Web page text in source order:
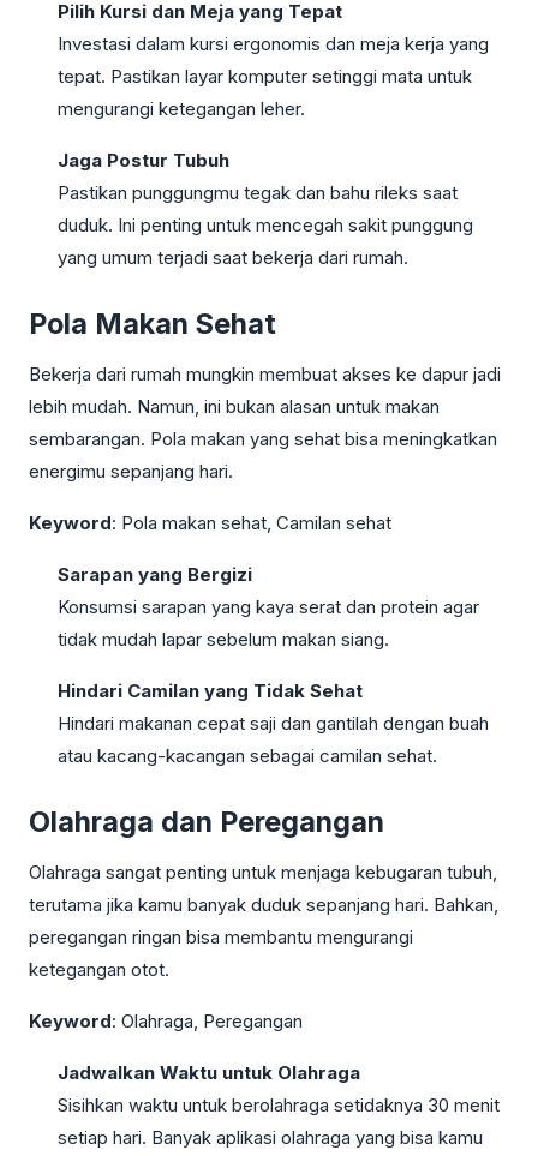
Pilih Kursi dan Meja yang Tepat
Investasi dalam kursi ergonomis dan meja kerja yang
tepat. Pastikan layar komputer setinggi mata untuk
mengurangi ketegangan leher.
Jaga Postur Tubuh
Pastikan punggungmu tegak dan bahu rileks saat
duduk. Ini penting untuk mencegah sakit punggung
yang umum terjadi saat bekerja dari rumah.
Pola Makan Sehat
Bekerja dari rumah mungkin membuat akses ke dapur jadi
lebih mudah. Namun, ini bukan alasan untuk makan
sembarangan. Pola makan yang sehat bisa meningkatkan
energimu sepanjang hari.
Keyword: Pola makan sehat, Camilan sehat
Sarapan yang Bergizi
Konsumsi sarapan yang kaya serat dan protein agar
tidak mudah lapar sebelum makan siang.
Hindari Camilan yang Tidak Sehat
Hindari makanan cepat saji dan gantilah dengan buah
atau kacang-kacangan sebagai camilan sehat.
Olahraga dan Peregangan
Olahraga sangat penting untuk menjaga kebugaran tubuh,
terutama jika kamu banyak duduk sepanjang hari. Bahkan,
peregangan ringan bisa membantu mengurangi
ketegangan otot.
Keyword: Olahraga, Peregangan
Jadwalkan Waktu untuk Olahraga
Sisihkan waktu untuk berolahraga setidaknya 30 menit
setiap hari. Banyak aplikasi olahraga yang bisa kamu